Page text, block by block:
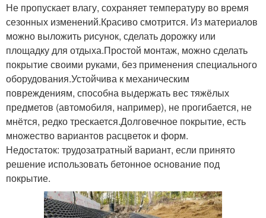
Не пропускает влагу, сохраняет температуру во время
сезонных изменений.Красиво смотрится. Из материалов
можно выложить рисунок, сделать дорожку или
площадку для отдыха.Простой монтаж, можно сделать
покрытие своими руками, без применения специального
оборудования.Устойчива к механическим
повреждениям, способна выдержать вес тяжёлых
предметов (автомобиля, например), не прогибается, не
мнётся, редко трескается.Долговечное покрытие, есть
множество вариантов расцветок и форм.
Недостаток: трудозатратный вариант, если принято
решение использовать бетонное основание под
покрытие.